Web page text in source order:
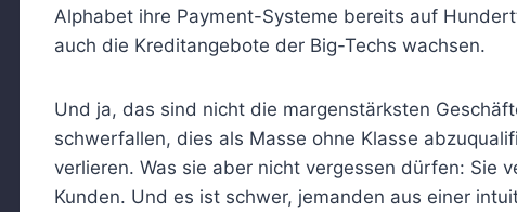
Alphabet ihre Payment-Systeme bereits auf
auch die Kreditangebote der Big-Techs wachsen.
Und ja, das sind nicht die margenstärksten
schwerfallen, dies als Masse ohne Klasse
verlieren. Was sie aber nicht vergessen dürfen: Sie
Kunden. Und es ist schwer, jemanden aus einer